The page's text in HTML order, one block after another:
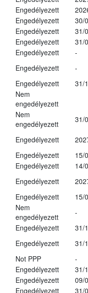
Engedélyezett
Engedélyezett
30/
Engedélyezett
31/
Engedélyezett
31/
Engedélyezett
-
Engedélyezett
-
Engedélyezett
31/
Nem
engedélyezett
Nem
engedélyezett
31/
Engedélyezett
Engedélyezett
15/
Engedélyezett
14/
Engedélyezett
Engedélyezett
15/
Nem
engedélyezett
-
Engedélyezett
31/
Engedélyezett
31/
Not PPP
-
Engedélyezett
31/
Engedélyezett
09/
Engedélyezett
31/